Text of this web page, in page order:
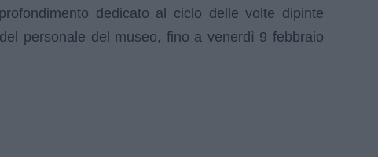
dedicato al ciclo delle volte dipinte
personale del museo, fino a venerdì 9 febbraio